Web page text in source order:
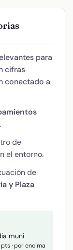
para
cifras
conectado a
de
el entorno.
de
y Plaza
muni
pts · por encima